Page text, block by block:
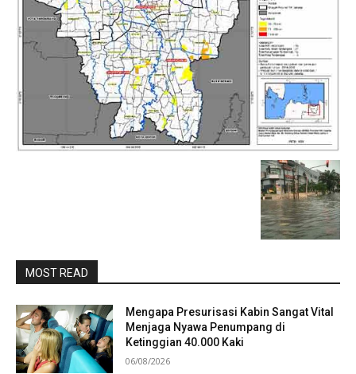
MOST READ
Mengapa Presurisasi Kabin Sangat Vital
Menjaga Nyawa Penumpang di
Ketinggian 40.000 Kaki
06/08/2026